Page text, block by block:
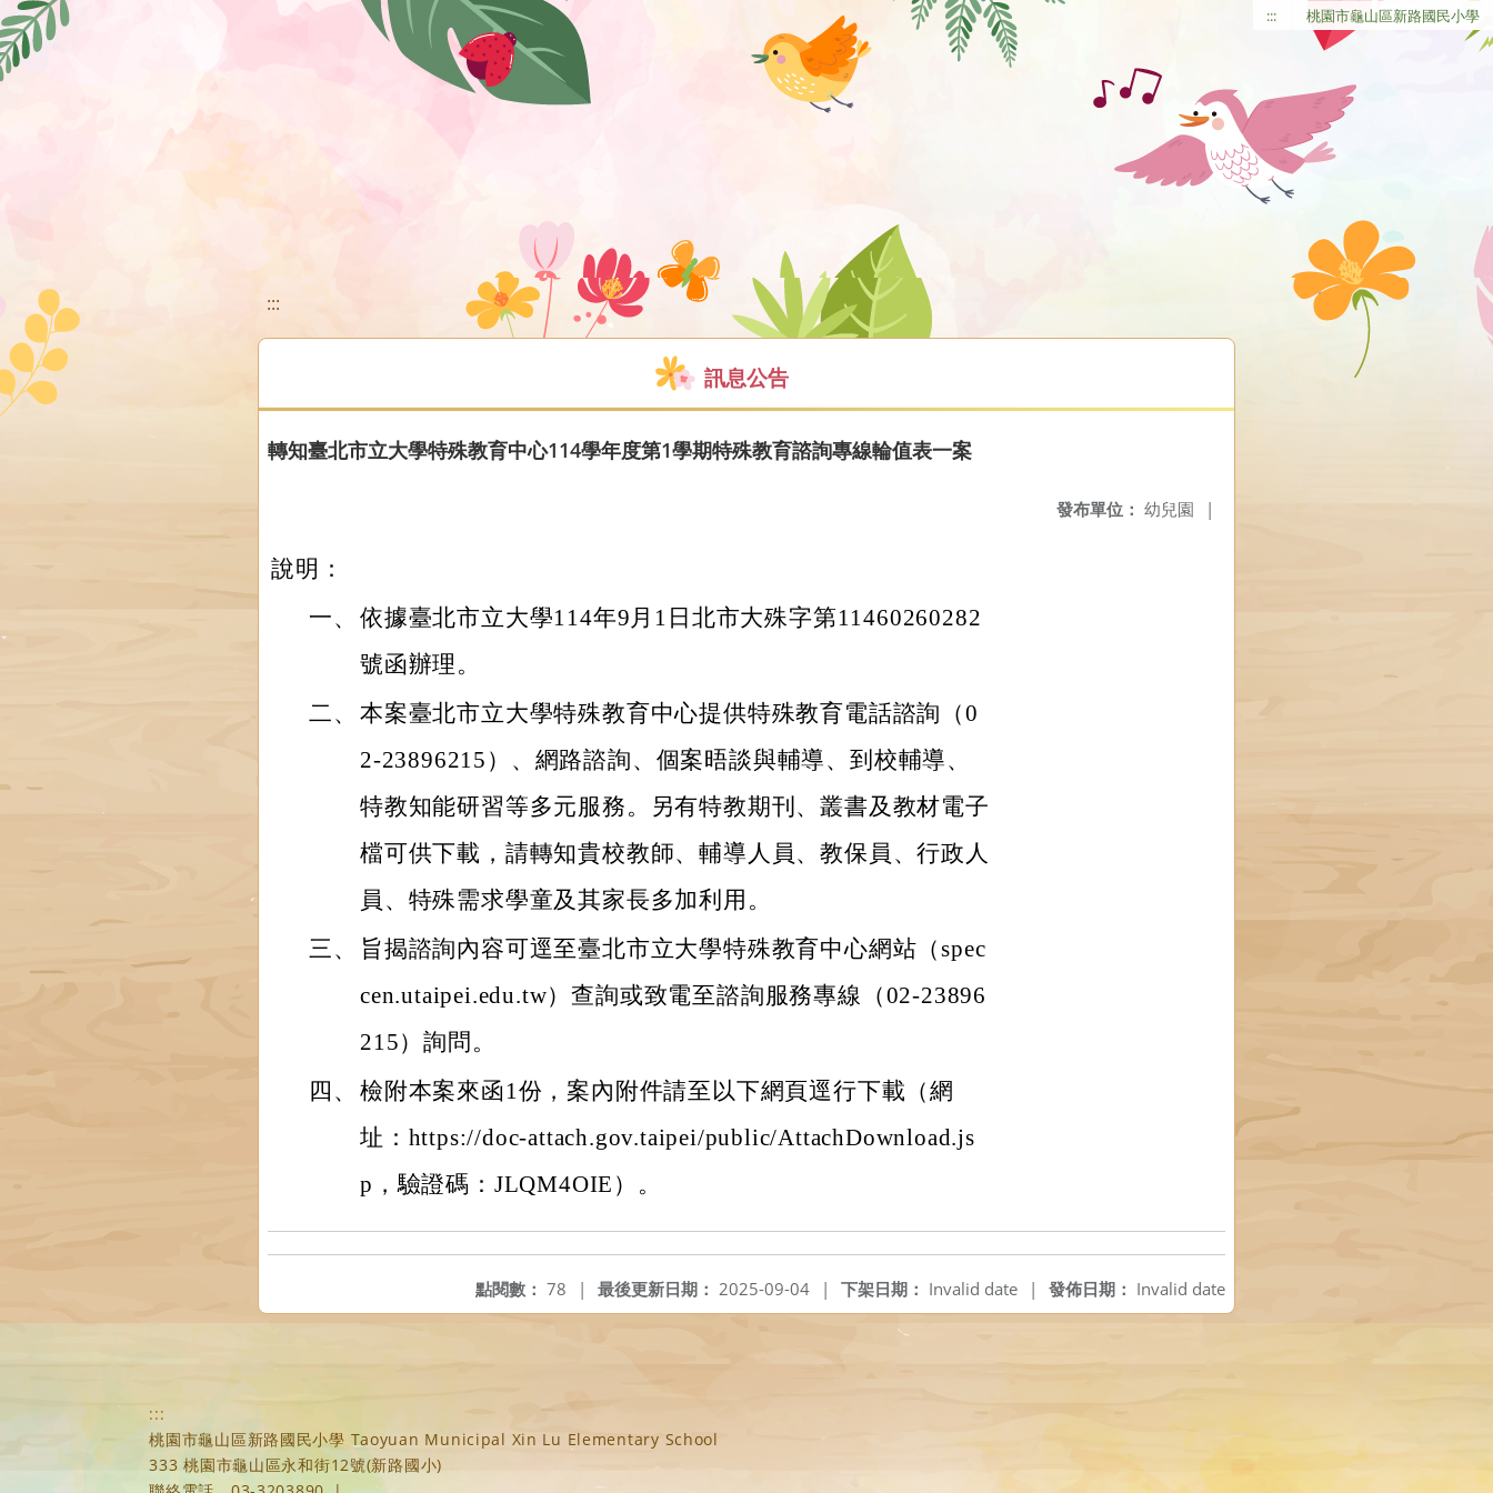
移至網頁之主要內容區位置 ::: 桃園市龜山區新路國民小學
:::
訊息公告
轉知臺北市立大學特殊教育中心114學年度第1學期特殊教育諮詢專線輪值表一案
發布單位： 幼兒園 |
說明：
一、 依據臺北市立大學114年9月1日北市大殊字第11460260282
號函辦理。
二、 本案臺北市立大學特殊教育中心提供特殊教育電話諮詢（0
2-23896215）、網路諮詢、個案晤談與輔導、到校輔導、
特教知能研習等多元服務。另有特教期刊、叢書及教材電子
檔可供下載，請轉知貴校教師、輔導人員、教保員、行政人
員、特殊需求學童及其家長多加利用。
三、
旨揭諮詢內容可逕至臺北市立大學特殊教育中心網站（spec
cen.utaipei.edu.tw）查詢或致電至諮詢服務專線（02-23896
215）詢問。
四、 檢附本案來函1份，案內附件請至以下網頁逕行下載（網
址：https://doc-attach.gov.taipei/public/AttachDownload.js
p，驗證碼：JLQM4OIE）。
發佈日期： Invalid date
下架日期： Invalid date |
最後更新日期： 2025-09-04 |
點閱數： 78 |
:::
桃園市龜山區新路國民小學 Taoyuan Municipal Xin Lu Elementary School
333 桃園市龜山區永和街12號(新路國小)